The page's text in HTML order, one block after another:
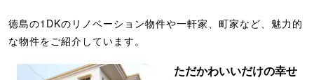
徳島の1DKのリノベーション物件や一軒家、町家など、魅力的
な物件をご紹介しています。
ただかわいいだけの幸せ